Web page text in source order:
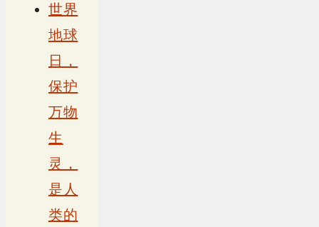
世界
地球
日，
保护
万物
生
灵，
是人
类的